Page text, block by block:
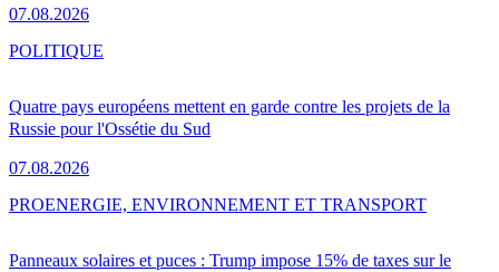
07.08.2026
Quatre pays européens mettent en garde contre les projets de la
Russie pour l'Ossétie du Sud
07.08.2026
POLITIQUE
Panneaux solaires et puces : Trump impose 15% de taxes sur le
PROENERGIE, ENVIRONNEMENT ET TRANSPORT